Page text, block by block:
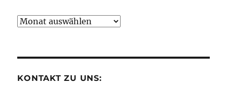
Neuigkeiten
KONTAKT ZU UNS: